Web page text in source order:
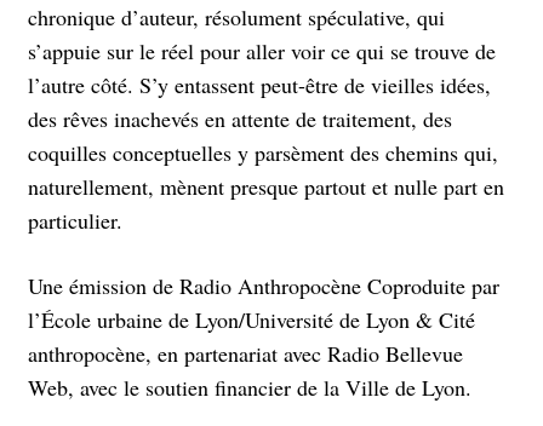
chronique d’auteur, résolument spéculative, qui
s’appuie sur le réel pour aller voir ce qui se trouve de
l’autre côté. S’y entassent peut-être de vieilles idées,
des rêves inachevés en attente de traitement, des
coquilles conceptuelles y parsèment des chemins qui,
naturellement, mènent presque partout et nulle part en
particulier.
Une émission de Radio Anthropocène Coproduite par
l’École urbaine de Lyon/Université de Lyon & Cité
anthropocène, en partenariat avec Radio Bellevue
Web, avec le soutien financier de la Ville de Lyon.